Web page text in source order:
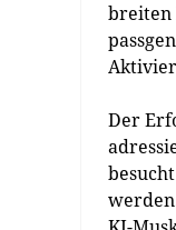
breiten
Der